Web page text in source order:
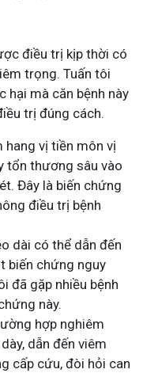
điều trị kịp thời có
trọng. Tuấn tôi
hại mà căn bệnh này
trị đúng cách.
hang vị tiền môn vị
tổn thương sâu vào
Đây là biến chứng
điều trị bệnh
dài có thể dẫn đến
biến chứng nguy
đã gặp nhiều bệnh
này.
hợp nghiêm
dẫn đến viêm
cấp cứu, đòi hỏi can